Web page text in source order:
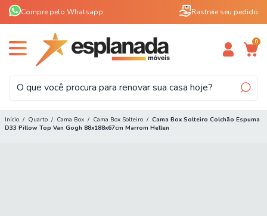
Compre pelo Whatsapp Rastreie seu pedido
0
Início / Quarto / Cama Box / Cama Box Solteiro / Cama Box Solteiro Colchão Espuma
D33 Pillow Top Van Gogh 88x188x67cm Marrom Hellen